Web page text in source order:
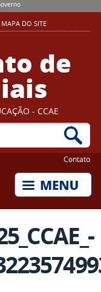
MAPA DO SITE
de
- CCAE
Contato